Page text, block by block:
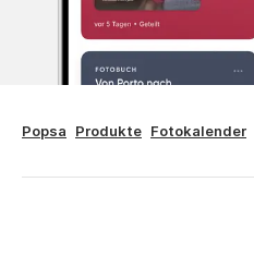
Popsa Produkte Fotokalender